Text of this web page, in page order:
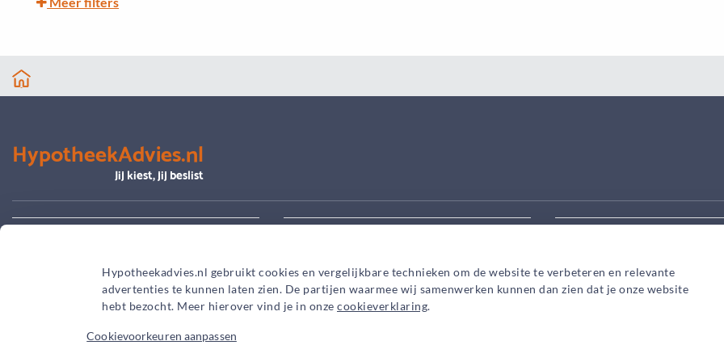
Hypotheekadvies.nl gebruikt cookies en vergelijkbare technieken om de website te verbeteren en relevante
advertenties te kunnen laten zien. De partijen waarmee wij samenwerken kunnen dan zien dat je onze website
hebt bezocht. Meer hierover vind je in onze cookieverklaring.
Cookievoorkeuren aanpassen
HypotheekAdvies.nl
Jij kiest, jij beslist